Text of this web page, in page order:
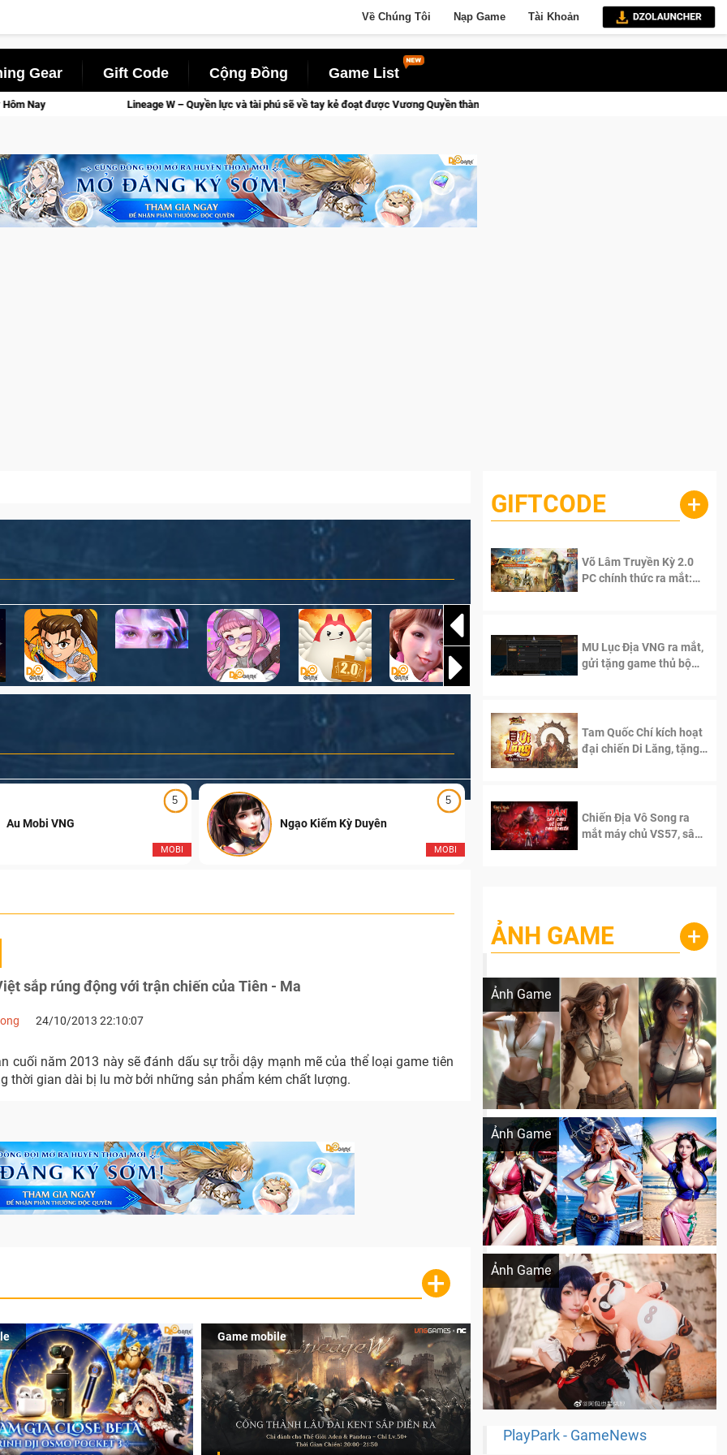
Về Chúng Tôi Nạp Game Tài Khoản
Gear Gift Code Cộng Đồng Game List
Lineage W – Quyền lực và tài phú sẽ về tay kẻ đoạt được Vương Quyền thành Kent sắp tới!
5
MOBI
Au Mobi VNG
5
MOBI
Ngạo Kiếm Kỳ Duyên Ngạo Thiên Mobile
sắp rúng động với trận chiến của Tiên - Ma
24/10/2013 22:10:07
cuối năm 2013 này sẽ đánh dấu sự trỗi dậy mạnh mẽ của thể loại game tiên
thời gian dài bị lu mờ bởi những sản phẩm kém chất lượng.
+
Game mobile
GIFTCODE +
Võ Lâm Truyền Kỳ 2.0
PC chính thức ra mắt:
MU Lục Địa VNG ra mắt,
gửi tặng game thủ bộ
Tam Quốc Chí kích hoạt
đại chiến Di Lăng, tặng
Chiến Địa Vô Song ra
mắt máy chủ VS57, sân
ẢNH GAME +
Ảnh Game
Lala Croft vừa nóng vừa xinh dưới nét vẽ
Ảnh Game
Khi AI Cosplay gái đẹp One Piece
Ảnh Game
Cosplay Xiangling siêu cute
PlayPark - GameNews